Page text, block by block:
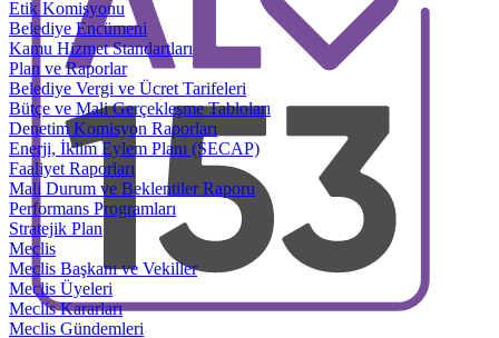
Etik Komisyonu
Belediye Encümeni
Kamu Hizmet Standartları
Plan ve Raporlar
Belediye Vergi ve Ücret Tarifeleri
Bütçe ve Mali Gerçekleşme Tabloları
Denetim Komisyon Raporları
Enerji, İklim Eylem Planı (SECAP)
Faaliyet Raporları
Mali Durum ve Beklentiler Raporu
Performans Programları
Stratejik Plan
Meclis
Meclis Başkanı ve Vekiller
Meclis Üyeleri
Meclis Kararları
Meclis Gündemleri